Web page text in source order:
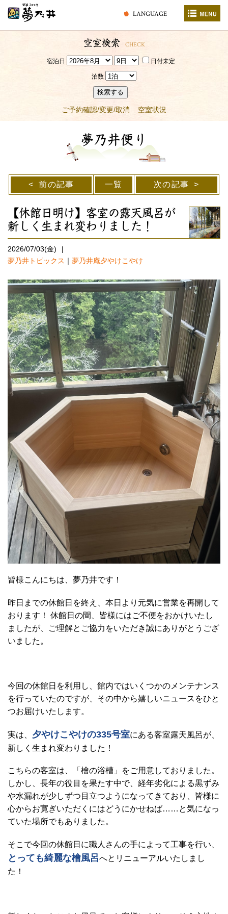
LANGUAGE
空室検索 CHECK
宿泊日 日付未定
泊数
検索する
ご予約確認/変更/取消 空室状況
夢乃井便り
前の記事 一覧 次の記事
【休館日明け】客室の露天風呂が
新しく生まれ変わりました！
2026/07/03(金)
夢乃井トピックス ｜ 夢乃井庵夕やけこやけ
皆様こんにちは、夢乃井です！
昨日までの休館日を終え、本日より元気に営業を再開して
おります！ 休館日の間、皆様にはご不便をおかけいたし
ましたが、ご理解とご協力をいただき誠にありがとうござ
いました。
今回の休館日を利用し、館内ではいくつかのメンテナンス
を行っていたのですが、その中から嬉しいニュースをひと
つお届けいたします。
実は、 夕やけこやけの335号室にある客室露天風呂が、
新しく生まれ変わりました！
こちらの客室は、「檜の浴槽」をご用意しておりました。
しかし、長年の役目を果たす中で、経年劣化による黒ずみ
や水漏れが少しずつ目立つようになってきており、皆様に
心からお寛ぎいただくにはどうにかせねば……と気になっ
ていた場所でもありました。
そこで今回の休館日に職人さんの手によって工事を行い、
とっても綺麗な檜風呂へとリニューアルいたしまし
た！